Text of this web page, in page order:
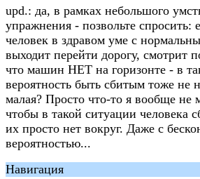
upd.: да, в рамках небольшого
упражнения - позвольте спросить:
человек в здравом уме с
выходит перейти дорогу, смотрит
что машин НЕТ на горизонте - в
вероятность быть сбитым тоже не
малая? Просто что-то я вообще не
чтобы в такой ситуации человека
их просто нет вокруг. Даже с
вероятностью...
Навигация